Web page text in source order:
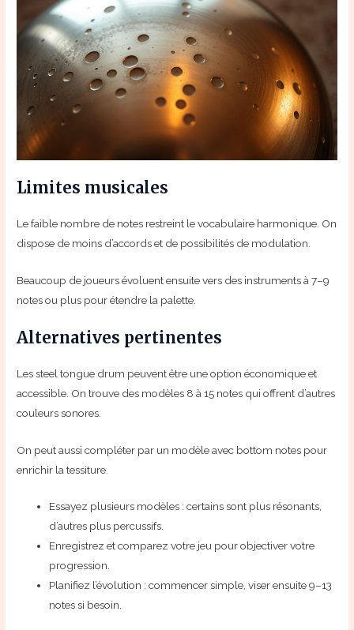
Limites musicales
Le faible nombre de notes restreint le vocabulaire harmonique. On
dispose de moins d’accords et de possibilités de modulation.
Beaucoup de joueurs évoluent ensuite vers des instruments à 7–9
notes ou plus pour étendre la palette.
Alternatives pertinentes
Les steel tongue drum peuvent être une option économique et
accessible. On trouve des modèles 8 à 15 notes qui offrent d’autres
couleurs sonores.
On peut aussi compléter par un modèle avec bottom notes pour
enrichir la tessiture.
Essayez plusieurs modèles : certains sont plus résonants,
d’autres plus percussifs.
Enregistrez et comparez votre jeu pour objectiver votre
progression.
Planifiez l’évolution : commencer simple, viser ensuite 9–13
notes si besoin.